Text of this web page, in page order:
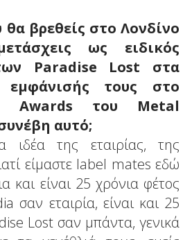
θα βρεθείς στο Λονδίνο
ως ειδικός
Paradise Lost στα
εμφάνισής τους στο
Awards του Metal
αυτό;
ιδέα της εταιρίας, της
είμαστε label mates εδώ
και είναι 25 χρόνια φέτος
σαν εταιρία, είναι και 25
Lost σαν μπάντα, γενικά